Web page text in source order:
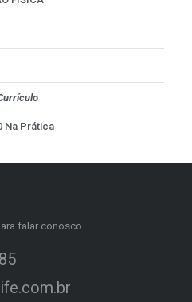
Na Prática
falar conosco.